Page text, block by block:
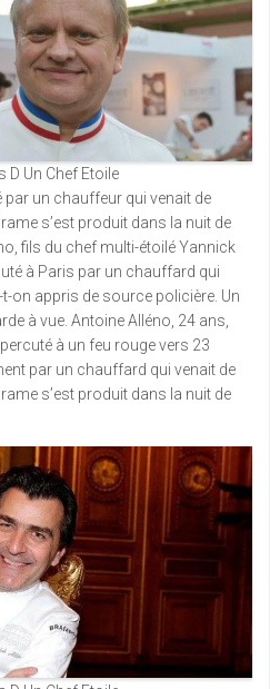
D Un Chef Etoile
par un chauffeur qui venait de
s’est produit dans la nuit de
fils du chef multi-étoilé Yannick
à Paris par un chauffard qui
on appris de source policière. Un
à vue. Antoine Alléno, 24 ans,
à un feu rouge vers 23
par un chauffard qui venait de
s’est produit dans la nuit de